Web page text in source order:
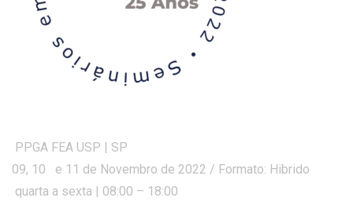
PPGA FEA USP | SP
09, 10 e 11 de Novembro de 2022 / Formato: Hibrido
quarta a sexta | 08:00 – 18:00